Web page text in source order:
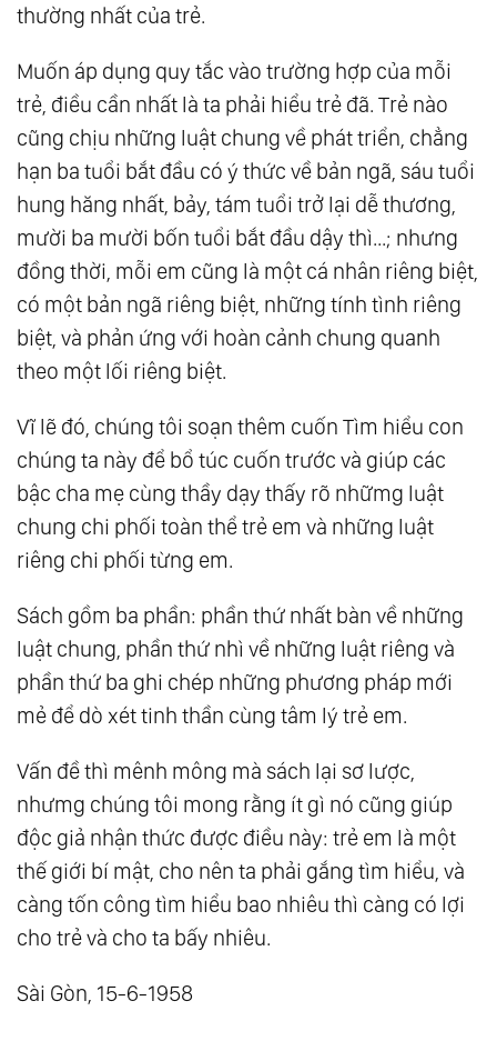
thường nhất của trẻ.
Muốn áp dụng quy tắc vào trường hợp của mỗi
trẻ, điều cần nhất là ta phải hiểu trẻ đã. Trẻ nào
cũng chịu những luật chung về phát triển, chẳng
hạn ba tuổi bắt đầu có ý thức về bản ngã, sáu tuổi
hung hăng nhất, bảy, tám tuổi trở lại dễ thương,
mười ba mười bốn tuổi bắt đầu dậy thì...; nhưng
đồng thời, mỗi em cũng là một cá nhân riêng biệt,
có một bản ngã riêng biệt, những tính tình riêng
biệt, và phản ứng với hoàn cảnh chung quanh
theo một lối riêng biệt.
Vĩ lẽ đó, chúng tôi soạn thêm cuốn Tìm hiểu con
chúng ta này để bổ túc cuốn trước và giúp các
bậc cha mẹ cùng thầy dạy thấy rõ nhữmg luật
chung chi phối toàn thể trẻ em và những luật
riêng chi phối từng em.
Sách gồm ba phần: phần thứ nhất bàn về những
luật chung, phần thứ nhì về những luật riêng và
phần thứ ba ghi chép những phương pháp mới
mẻ để dò xét tinh thần cùng tâm lý trẻ em.
Vấn đề thì mênh mông mà sách lại sơ lược,
nhưmg chúng tôi mong rằng ít gì nó cũng giúp
độc giả nhận thức được điều này: trẻ em là một
thế giới bí mật, cho nên ta phải gắng tìm hiểu, và
càng tốn công tìm hiểu bao nhiêu thì càng có lợi
cho trẻ và cho ta bấy nhiêu.
Sài Gòn, 15-6-1958